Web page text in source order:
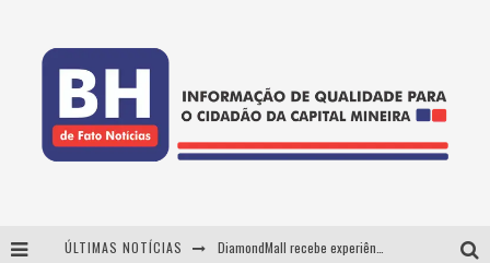
ÚLTIMAS NOTÍCIAS